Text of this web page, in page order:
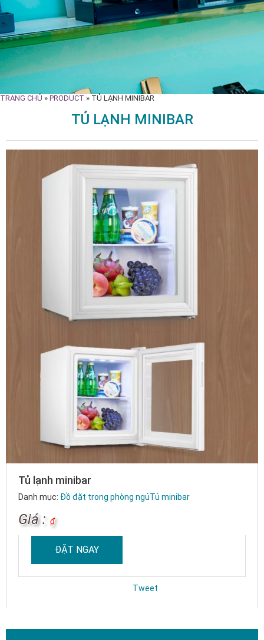
TRANG CHỦ » PRODUCT » TỦ LẠNH MINIBAR
TỦ LẠNH MINIBAR
Tủ lạnh minibar
Danh mục: Đồ đặt trong phòng ngủTủ minibar
Giá : ₫
ĐẶT NGAY
Tweet